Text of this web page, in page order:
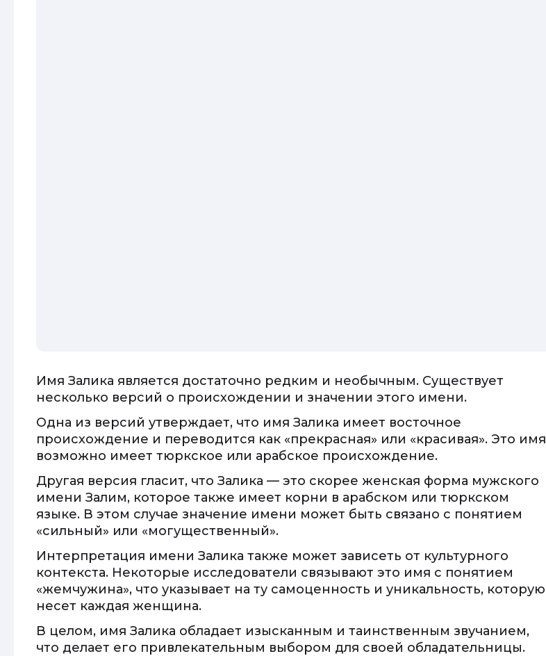
Имя Залика является достаточно редким и необычным. Существует
несколько версий о происхождении и значении этого имени.
Одна из версий утверждает, что имя Залика имеет восточное
происхождение и переводится как «прекрасная» или «красивая». Это имя
возможно имеет тюркское или арабское происхождение.
Другая версия гласит, что Залика — это скорее женская форма мужского
имени Залим, которое также имеет корни в арабском или тюркском
языке. В этом случае значение имени может быть связано с понятием
«сильный» или «могущественный».
Интерпретация имени Залика также может зависеть от культурного
контекста. Некоторые исследователи связывают это имя с понятием
«жемчужина», что указывает на ту самоценность и уникальность, которую
несет каждая женщина.
В целом, имя Залика обладает изысканным и таинственным звучанием,
что делает его привлекательным выбором для своей обладательницы.